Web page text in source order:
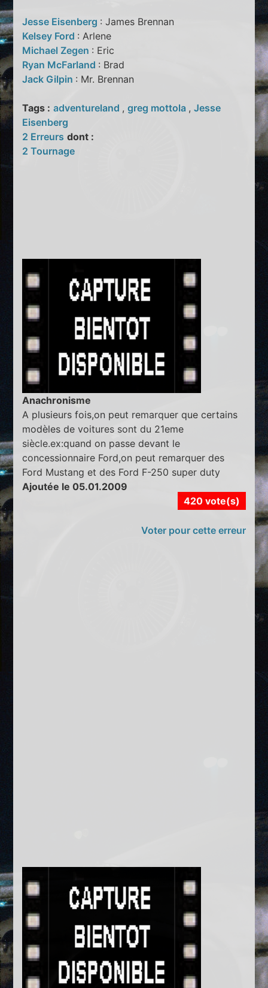
Jesse Eisenberg : James Brennan
Kelsey Ford : Arlene
Michael Zegen : Eric
Ryan McFarland : Brad
Jack Gilpin : Mr. Brennan
Tags : adventureland ,greg mottola ,Jesse
Eisenberg
2 Erreurs dont :
2 Tournage
Anachronisme
A plusieurs fois,on peut remarquer que certains
modèles de voitures sont du 21eme
siècle.ex:quand on passe devant le
concessionnaire Ford,on peut remarquer des
Ford Mustang et des Ford F-250 super duty
Ajoutée le 05.01.2009
420 vote(s)
Voter pour cette erreur